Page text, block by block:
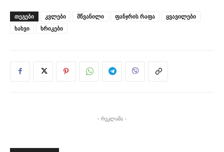
ᲗᲔᲒᲔᲑᲘ კვლები მწვანილი ფანჯრის რაფა
ყვავილები
ხახვი
ხრიკები
- რეკლამა -